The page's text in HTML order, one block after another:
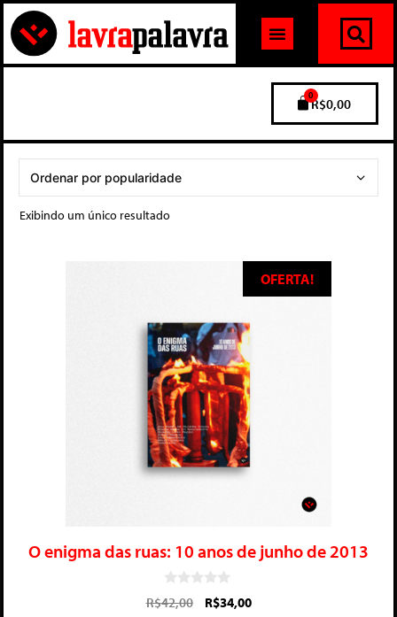
R$0,00
0
Exibindo um único resultado
OFERTA!
O enigma das ruas: 10 anos de junho de 2013
0
d
R$42,00 R$34,00